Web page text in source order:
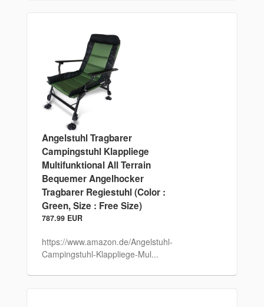
Angelstuhl Tragbarer
Campingstuhl Klappliege
Multifunktional All Terrain
Bequemer Angelhocker
Tragbarer Regiestuhl (Color :
Green, Size : Free Size)
787.99 EUR
https://www.amazon.de/Angelstuhl-
Campingstuhl-Klappliege-Mul...